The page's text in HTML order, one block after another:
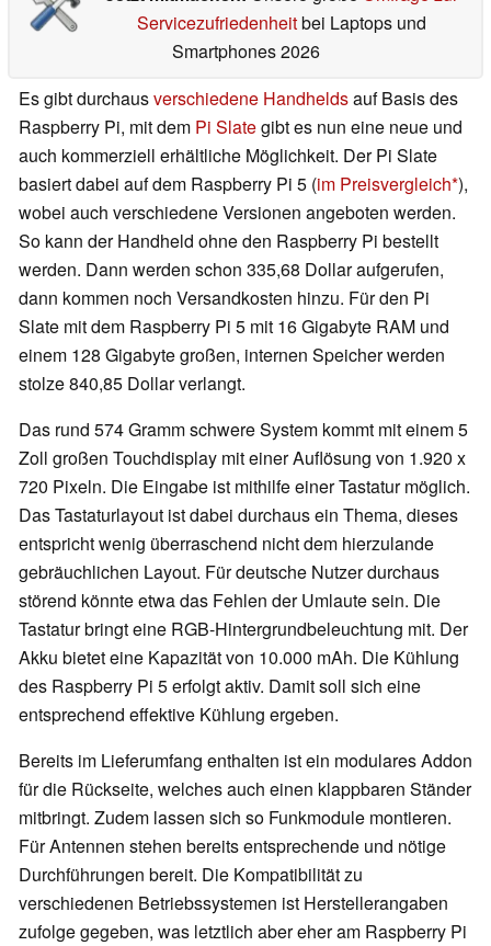
Servicezufriedenheitbei Laptops und
Smartphones 2026
Es gibt durchausverschiedene Handheldsauf Basis des
Raspberry Pi, mit dem Pi Slategibt es nun eine neue und
auch kommerziell erhältliche Möglichkeit. Der Pi Slate
basiert dabei auf dem Raspberry Pi 5 (im Preisvergleich ),
wobei auch verschiedene Versionen angeboten werden.
So kann der Handheld ohne den Raspberry Pi bestellt
werden. Dann werden schon 335,68 Dollar aufgerufen,
dann kommen noch Versandkosten hinzu. Für den Pi
Slate mit dem Raspberry Pi 5 mit 16 Gigabyte RAM und
einem 128 Gigabyte großen, internen Speicher werden
stolze 840,85 Dollar verlangt.
Das rund 574 Gramm schwere System kommt mit einem 5
Zoll großen Touchdisplay mit einer Auflösung von 1.920 x
720 Pixeln. Die Eingabe ist mithilfe einer Tastatur möglich.
Das Tastaturlayout ist dabei durchaus ein Thema, dieses
entspricht wenig überraschend nicht dem hierzulande
gebräuchlichen Layout. Für deutsche Nutzer durchaus
störend könnte etwa das Fehlen der Umlaute sein. Die
Tastatur bringt eine RGB-Hintergrundbeleuchtung mit. Der
Akku bietet eine Kapazität von 10.000 mAh. Die Kühlung
des Raspberry Pi 5 erfolgt aktiv. Damit soll sich eine
entsprechend effektive Kühlung ergeben.
Bereits im Lieferumfang enthalten ist ein modulares Addon
für die Rückseite, welches auch einen klappbaren Ständer
mitbringt. Zudem lassen sich so Funkmodule montieren.
Für Antennen stehen bereits entsprechende und nötige
Durchführungen bereit. Die Kompatibilität zu
verschiedenen Betriebssystemen ist Herstellerangaben
zufolge gegeben, was letztlich aber eher am Raspberry Pi